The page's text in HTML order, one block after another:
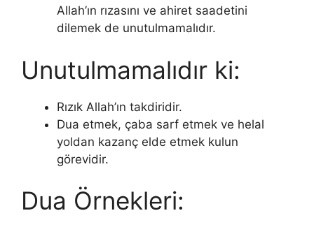
Allah’ın rızasını ve ahiret saadetini
dilemek de unutulmamalıdır.
Unutulmamalıdır ki:
Rızık Allah’ın takdiridir.
Dua etmek, çaba sarf etmek ve helal
yoldan kazanç elde etmek kulun
görevidir.
Dua Örnekleri: